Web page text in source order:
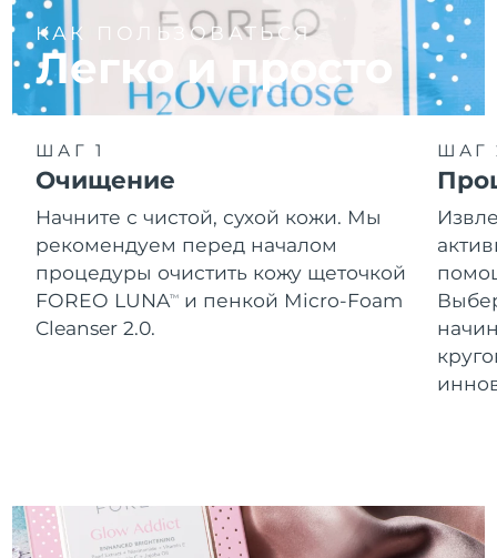
КАК ПОЛЬЗОВАТЬСЯ
Легко и просто
ШАГ 1
Очищение
Начните с чистой, сухой кожи. Мы
рекомендуем перед началом
процедуры очистить кожу щеточкой
FOREO LUNATM
и пенкой Micro-Foam
Cleanser 2.0.
ШАГ
13/08/2026
Словакия
Ожидаемая дата доставки
11/08/2026
Ожидаемая дата доставки
Южно-Африканская
Республика
Ожидаемая дата доставки
19/08/2026
Республика Корея
13/08/2026
Испания
Ожидаемая дата доставки
Ожидаемая дата доставки
Тайвань
Ожидаемая дата доставки
16/08/2026